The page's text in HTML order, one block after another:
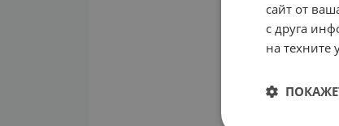
сайт от
с друга
на техните